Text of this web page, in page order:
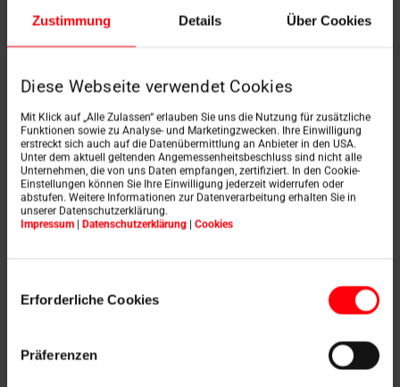
Zustimmung Details Über Cookies
Diese Webseite verwendet Cookies
Mit Klick auf „Alle Zulassen“ erlauben Sie uns die Nutzung für zusätzliche
Funktionen sowie zu Analyse- und Marketingzwecken. Ihre Einwilligung
erstreckt sich auch auf die Datenübermittlung an Anbieter in den USA.
Unter dem aktuell geltenden Angemessenheitsbeschluss sind nicht alle
Unternehmen, die von uns Daten empfangen, zertifiziert. In den Cookie-
Einstellungen können Sie Ihre Einwilligung jederzeit widerrufen oder
abstufen. Weitere Informationen zur Datenverarbeitung erhalten Sie in
unserer Datenschutzerklärung.
Impressum | Datenschutzerklärung | Cookies
Erforderliche Cookies
Präferenzen
het vervangen van oude Roto dakvensters: het Designo
R6 tuimelvenster AR2 en het Designo R8 tuimelvenster
AR2 worden gebruikt om dakvensters te vervangen van
Roto dakvensters gebouwd tussen 1968 en 1994
AR1.
Fabrikantonafhankelijk dankzij op maat gemaakte
renovatieoplossingen
tuimelvenster MR of het Designo R6 tuimelvenster MR.
bereikbare plaatsen nodig is of in de toekomst met één
druk op de knop moet openen en sluiten, is het Designo